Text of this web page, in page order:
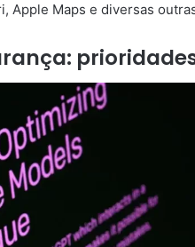
Apple Maps e diversas